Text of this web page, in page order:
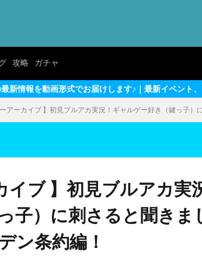
攻略 ガチャ
届けします♪｜最新イベント、ランキング、アプデ
アーカイブ 】初見ブルアカ実況！ギャルゲー好き（鍵っ子）
イブ 】初見ブルアカ実
子）に刺さると聞きま
ン条約編！